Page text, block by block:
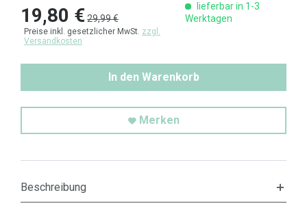
19,80 €29,99 €
Preise inkl. gesetzlicher MwSt. zzgl.
Versandkosten
lieferbar in 1-3
Werktagen
In den Warenkorb
Merken
Beschreibung